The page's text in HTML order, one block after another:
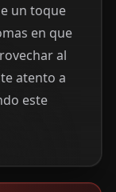
un toque
en que
al
atento a
este